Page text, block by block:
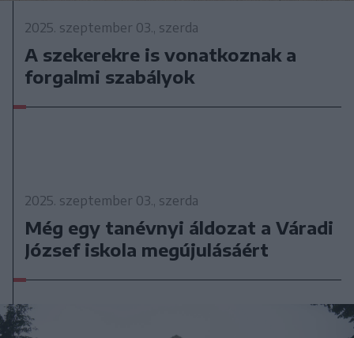
2025. szeptember 03., szerda
A szekerekre is vonatkoznak a
forgalmi szabályok
2025. szeptember 03., szerda
Még egy tanévnyi áldozat a Váradi
József iskola megújulásáért